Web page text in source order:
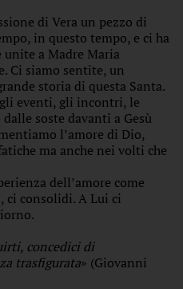
di Vera un pezzo di
in questo tempo, e ci ha
a Madre Maria
Ci siamo sentite, un
storia di questa Santa.
eventi, gli incontri, le
soste davanti a Gesù
l’amore di Dio,
ma anche nei volti che
dell’amore come
ci consolidi. A Lui ci
concedici di
trasfigurata» (Giovanni